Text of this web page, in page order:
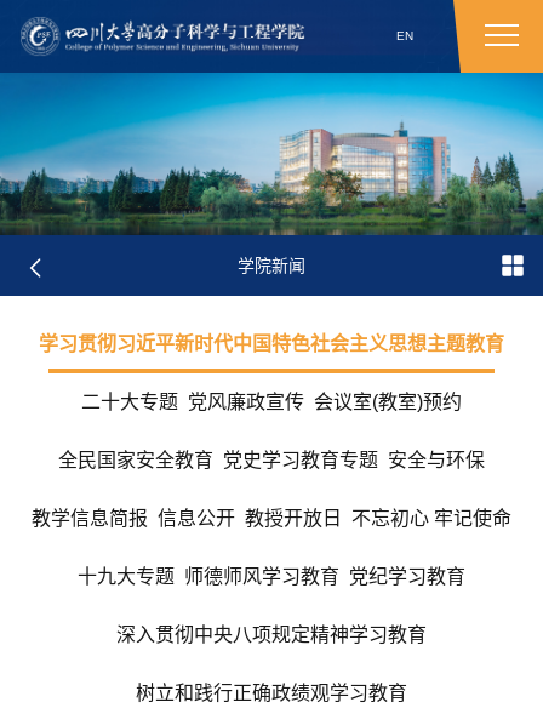
EN
学院新闻
学习贯彻习近平新时代中国特色社会主义思想主题教育
二十大专题 党风廉政宣传 会议室(教室)预约
全民国家安全教育 党史学习教育专题 安全与环保
教学信息简报 信息公开 教授开放日 不忘初心 牢记使命
十九大专题 师德师风学习教育 党纪学习教育
深入贯彻中央八项规定精神学习教育
树立和践行正确政绩观学习教育